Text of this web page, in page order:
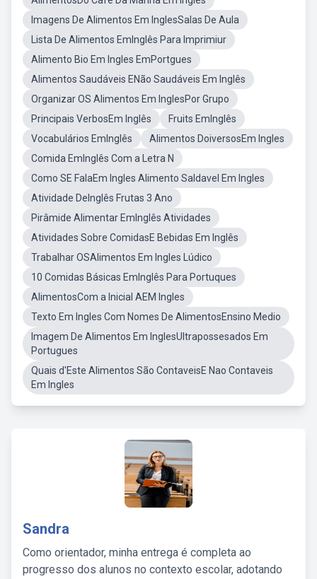
Imagens De Alimentos Em InglesSalas De Aula
Lista De Alimentos EmInglês Para Imprimiur
Alimento Bio Em Ingles EmPortgues
Alimentos Saudáveis ENão Saudáveis Em Inglês
Organizar OS Alimentos Em InglesPor Grupo
Principais VerbosEm Inglês
Fruits EmInglês
Vocabulários EmInglês
Alimentos DoiversosEm Ingles
Comida EmInglês Com a Letra N
Como SE FalaEm Ingles Alimento Saldavel Em Ingles
Atividade DeInglês Frutas 3 Ano
Pirâmide Alimentar EmInglês Atividades
Atividades Sobre ComidasE Bebidas Em Inglês
Trabalhar OSAlimentos Em Ingles Lúdico
10 Comidas Básicas EmInglês Para Portuques
AlimentosCom a Inicial AEM Ingles
Texto Em Ingles Com Nomes De AlimentosEnsino Medio
Imagem De Alimentos Em InglesUltrapossesados Em
Portugues
Quais d'Este Alimentos São ContaveisE Nao Contaveis
Em Ingles
Sandra
Como orientador, minha entrega é completa ao
progresso dos alunos no contexto escolar, adotando